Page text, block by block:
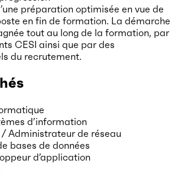
préparation optimisée en vue de
en fin de formation. La démarche
tout au long de la formation, par
CESI ainsi que par des
du recrutement.
d’information
Administrateur de réseau
bases de données
d’application